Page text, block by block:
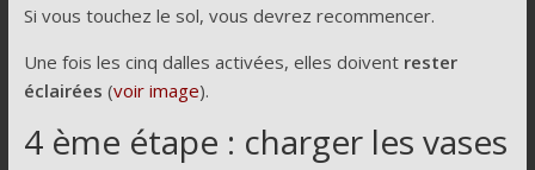
Si vous touchez le sol, vous devrez recommencer.
Une fois les cinq dalles activées, elles doiventrester
éclairées (voir image).
4 ème étape : charger les vases